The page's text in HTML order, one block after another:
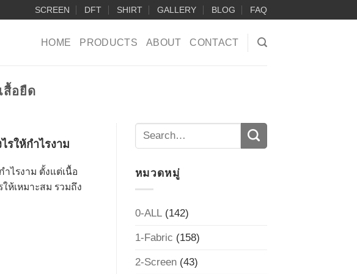
SCREEN DFT SHIRT GALLERY BLOG FAQ
HOME PRODUCTS ABOUT CONTACT
สื้อยืด
รให้กำไรงาม
ไรงาม ตั้งแต่เนื้อ
ห้เหมาะสม รวมถึง
หมวดหมู่
0-ALL(142)
1-Fabric (158)
2-Screen(43)